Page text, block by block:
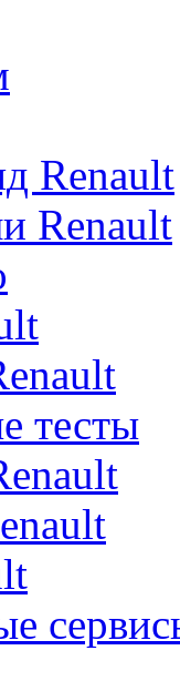
Renault
Renault
тесты